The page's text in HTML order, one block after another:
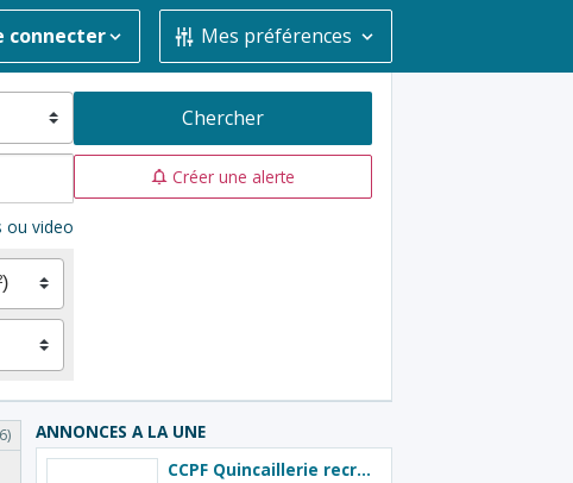
connecter Mes préférences
ou video
Chercher
Créer une alerte
ANNONCES A LA UNE
CCPF Quincaillerie recrute magasinier/vendeur